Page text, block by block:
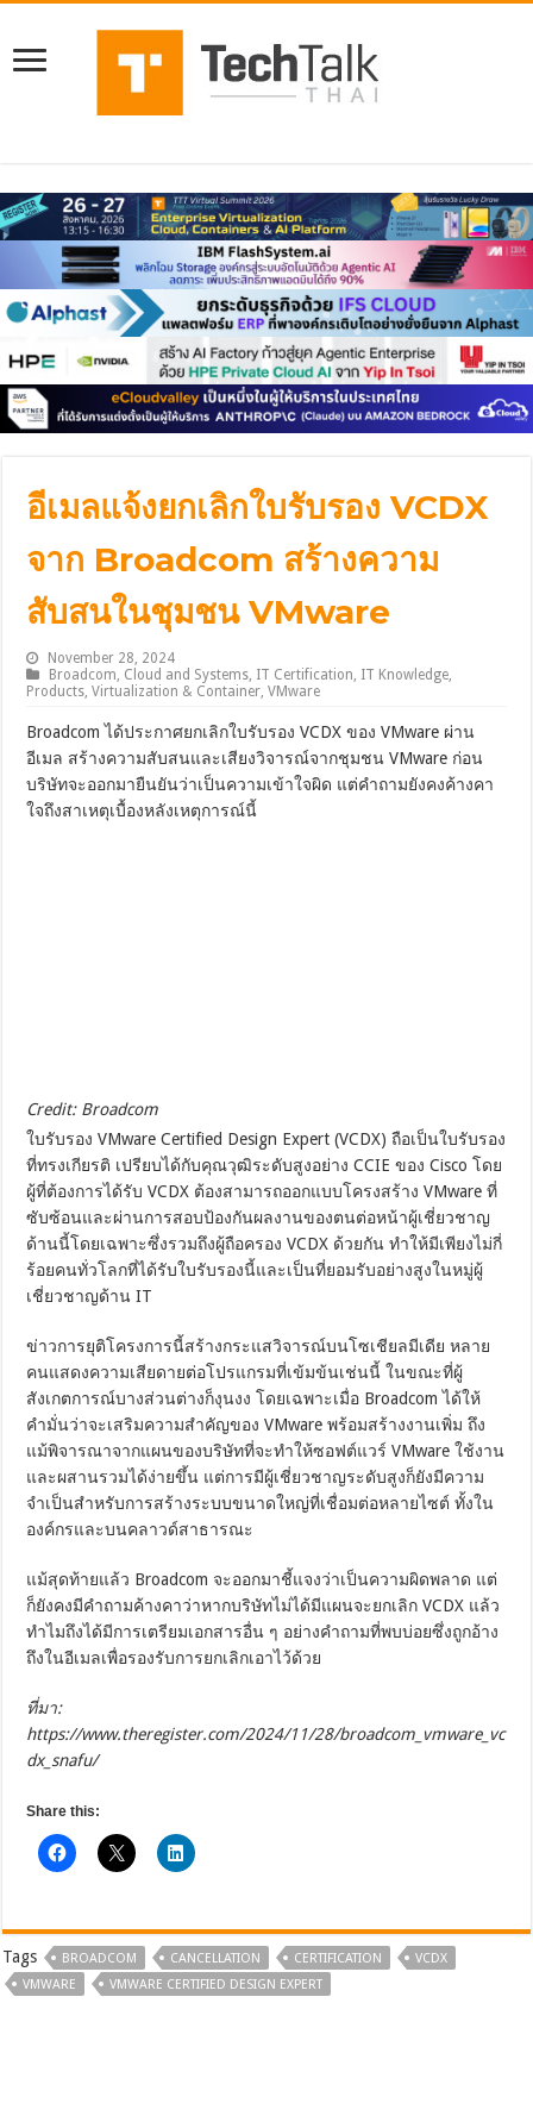
อีเมลแจ้งยกเลิกใบรับรอง VCDX
จาก Broadcom สร้างความ
สับสนในชุมชน VMware
November 28, 2024
Broadcom Cloud and Systems IT Certification IT Knowledge
Products ,Virtualization & Container ,VMware
Broadcom ได้ประกาศยกเลิกใบรับรอง VCDX ของ VMware ผ่าน
อีเมล สร้างความสับสนและเสียงวิจารณ์จากชุมชน VMware ก่อน
บริษัทจะออกมายืนยันว่าเป็นความเข้าใจผิด แต่คำถามยังคงค้างคา
ใจถึงสาเหตุเบื้องหลังเหตุการณ์นี้
Credit: Broadcom
ใบรับรอง VMware Certified Design Expert (VCDX) ถือเป็นใบรับรอง
ที่ทรงเกียรติ เปรียบได้กับคุณวุฒิระดับสูงอย่าง CCIE ของ Cisco โดย
ผู้ที่ต้องการได้รับ VCDX ต้องสามารถออกแบบโครงสร้าง VMware ที่
ซับซ้อนและผ่านการสอบป้องกันผลงานของตนต่อหน้าผู้เชี่ยวชาญ
ด้านนี้โดยเฉพาะซึ่งรวมถึงผู้ถือครอง VCDX ด้วยกัน ทำให้มีเพียงไม่กี่
ร้อยคนทั่วโลกที่ได้รับใบรับรองนี้และเป็นที่ยอมรับอย่างสูงในหมู่ผู้
เชี่ยวชาญด้าน IT
ข่าวการยุติโครงการนี้สร้างกระแสวิจารณ์บนโซเชียลมีเดีย หลาย
คนแสดงความเสียดายต่อโปรแกรมที่เข้มข้นเช่นนี้ ในขณะที่ผู้
สังเกตการณ์บางส่วนต่างก็งุนงง โดยเฉพาะเมื่อ Broadcom ได้ให้
คำมั่นว่าจะเสริมความสำคัญของ VMware พร้อมสร้างงานเพิ่ม ถึง
แม้พิจารณาจากแผนของบริษัทที่จะทำให้ซอฟต์แวร์ VMware ใช้งาน
และผสานรวมได้ง่ายขึ้น แต่การมีผู้เชี่ยวชาญระดับสูงก็ยังมีความ
จำเป็นสำหรับการสร้างระบบขนาดใหญ่ที่เชื่อมต่อหลายไซต์ ทั้งใน
องค์กรและบนคลาวด์สาธารณะ
แม้สุดท้ายแล้ว Broadcom จะออกมาชี้แจงว่าเป็นความผิดพลาด แต่
ก็ยังคงมีคำถามค้างคาว่าหากบริษัทไม่ได้มีแผนจะยกเลิก VCDX แล้ว
ทำไมถึงได้มีการเตรียมเอกสารอื่น ๆ อย่างคำถามที่พบบ่อยซึ่งถูกอ้าง
ถึงในอีเมลเพื่อรองรับการยกเลิกเอาไว้ด้วย
ที่มา:
https://www.theregister.com/2024/11/28/broadcom_vmware_vc
dx_snafu/
Share this:
Tags BROADCOM CANCELLATION CERTIFICATION
VCDX
VMWARE
VMWARE CERTIFIED DESIGN EXPERT